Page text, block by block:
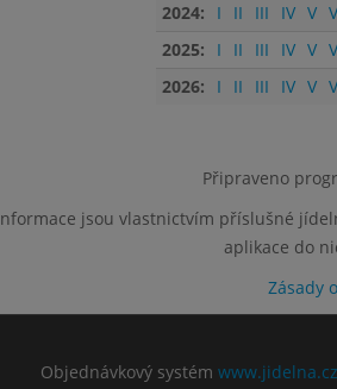
2024:
I II III IV V
2025:
I II III IV V
2026:
I II III IV V
Připraveno
jsou vlastnictvím příslušné
aplikace do
Zásady
Objednávkový systém www.jidelna.cz